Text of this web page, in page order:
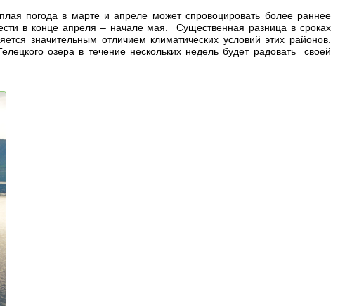
погода в марте и апреле может спровоцировать более раннее
в конце апреля – начале мая. Существенная разница в сроках
значительным отличием климатических условий этих районов.
озера в течение нескольких недель будет радовать своей